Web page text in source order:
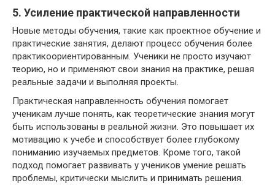
5. Усиление практической направленности
Новые методы обучения, такие как проектное обучение и
практические занятия, делают процесс обучения более
практикоориентированным. Ученики не просто изучают
теорию, но и применяют свои знания на практике, решая
реальные задачи и выполняя проекты.
Практическая направленность обучения помогает
ученикам лучше понять, как теоретические знания могут
быть использованы в реальной жизни. Это повышает их
мотивацию к учебе и способствует более глубокому
пониманию изучаемых предметов. Кроме того, такой
подход помогает развивать у учеников умение решать
проблемы, критически мыслить и принимать решения.